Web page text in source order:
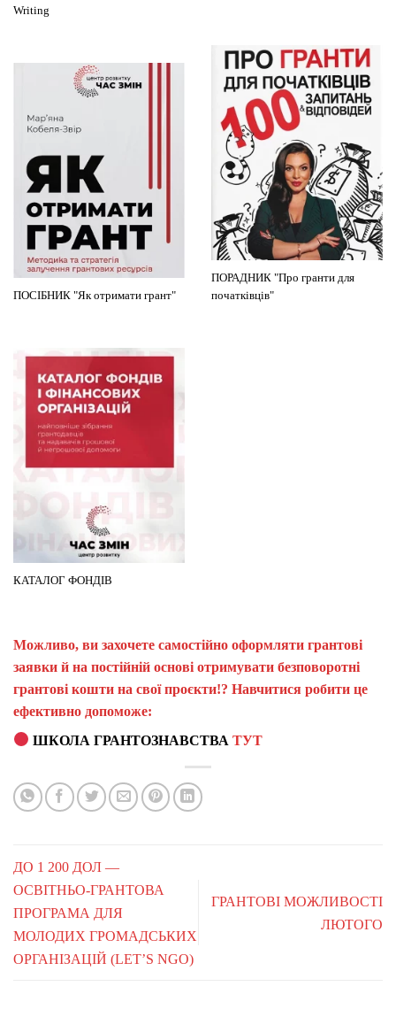
Writing
ПОРАДНИК "Про гранти для
початківців"
ПОСІБНИК "Як отримати грант"
КАТАЛОГ ФОНДІВ
Можливо, ви захочете самостійно оформляти грантові
заявки й на постійній основі отримувати безповоротні
грантові кошти на свої проєкти!? Навчитися робити це
ефективно допоможе:
ШКОЛА ГРАНТОЗНАВСТВАТУТ
ДО 1 200 ДОЛ —
ОСВІТНЬО-ГРАНТОВА
ПРОГРАМА ДЛЯ
МОЛОДИХ ГРОМАДСЬКИХ
ОРГАНІЗАЦІЙ (LET’S NGO)
ГРАНТОВІ МОЖЛИВОСТІ
ЛЮТОГО